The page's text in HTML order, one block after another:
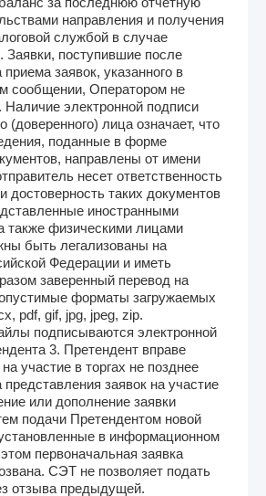
направления и получения
службой в случае
Заявки, поступившие после
приема заявок, указанного в
сообщении, Оператором не
Наличие электронной подписи
(доверенного) лица означает, что
поданные в форме
направлены от имени
несет ответственность
достоверность таких документов
иностранными
также физическими лицами
быть легализованы на
Федерации и иметь
заверенный перевод на
форматы загружаемых
pdf, gif, jpg, jpeg, zip.
подписываются электронной
3. Претендент вправе
участие в торгах не позднее
представления заявок на участие
или дополнение заявки
подачи Претендентом новой
в информационном
первоначальная заявка
СЭТ не позволяет подать
отзыва предыдущей.